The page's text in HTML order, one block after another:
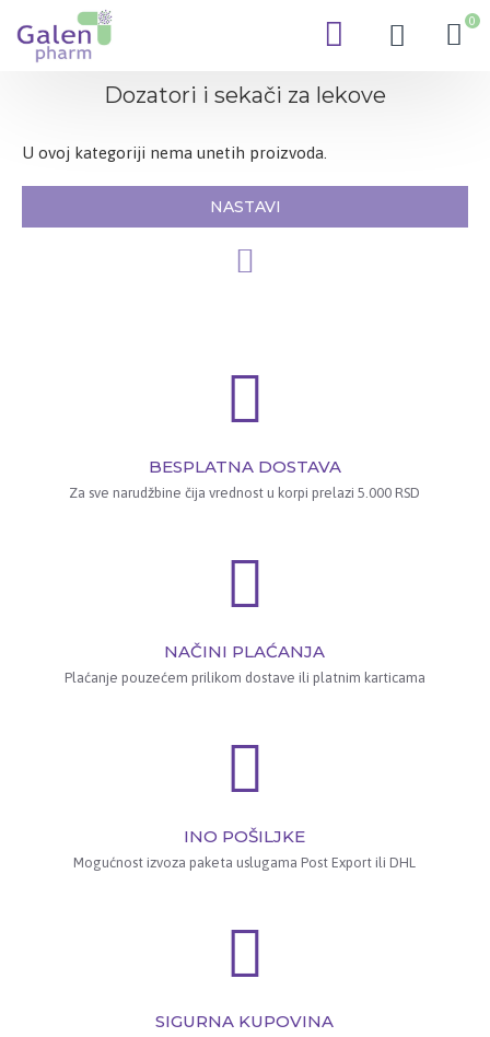
0
Dozatori i sekači za lekove
U ovoj kategoriji nema unetih proizvoda.
NASTAVI
BESPLATNA DOSTAVA
Za sve narudžbine čija vrednost u korpi prelazi 5.000 RSD
NAČINI PLAĆANJA
Plaćanje pouzećem prilikom dostave ili platnim karticama
INO POŠILJKE
Mogućnost izvoza paketa uslugama Post Export ili DHL
SIGURNA KUPOVINA